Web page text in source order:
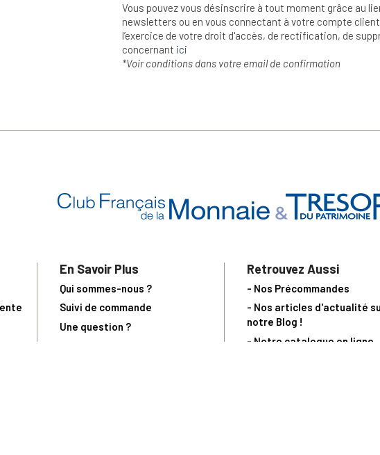
Vous pouvez vous désinscrire à tout moment grâce au
newsletters ou en vous connectant à votre compte
l’exercice de votre droit d'accès, de rectification, de
concernant ici
*Voir conditions dans votre email de confirmation
En Savoir Plus
Qui sommes-nous ?
Suivi de commande
Une question ?
Retrouvez Aussi
- Nos Précommandes
- Nos articles d'actualité
notre Blog !
- Notre catalogue en ligne